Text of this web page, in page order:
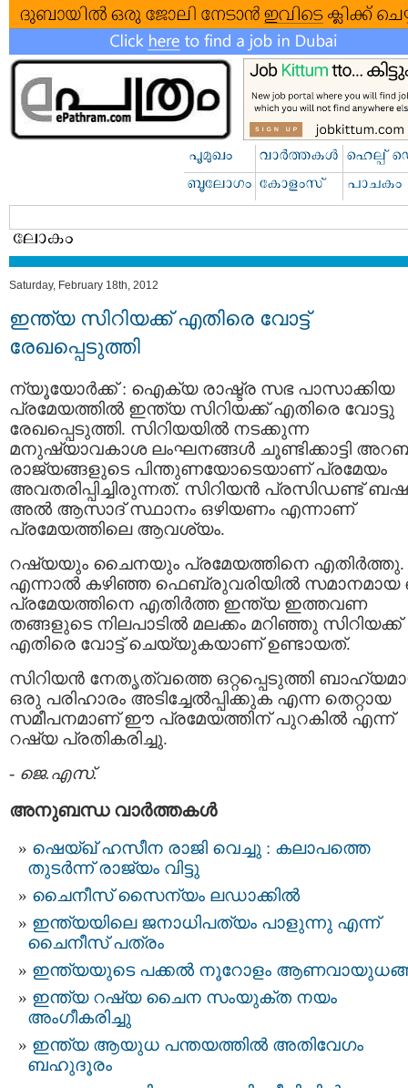
Saturday, February 18th, 2012
ഇന്ത്യ സിറിയക്ക്‌ എതിരെ വോട്ട്
രേഖപ്പെടുത്തി
ന്യൂയോര്‍ക്ക് : ഐക്യ രാഷ്ട്ര സഭ പാസാക്കിയ
പ്രമേയത്തില്‍ ഇന്ത്യ സിറിയക്ക്‌ എതിരെ വോട്ടു
രേഖപ്പെടുത്തി. സിറിയയില്‍ നടക്കുന്ന
മനുഷ്യാവകാശ ലംഘനങ്ങള്‍ ചൂണ്ടിക്കാട്ടി
രാജ്യങ്ങളുടെ പിന്തുണയോടെയാണ് പ്രമേയം
അവതരിപ്പിച്ചിരുന്നത്. സിറിയന്‍ പ്രസിഡണ്ട്
അല്‍ ആസാദ്‌ സ്ഥാനം ഒഴിയണം എന്നാണ്
പ്രമേയത്തിലെ ആവശ്യം.
റഷ്യയും ചൈനയും പ്രമേയത്തിനെ എതിര്‍ത്തു.
എന്നാല്‍ കഴിഞ്ഞ ഫെബ്രുവരിയില്‍ സമാനമായ
പ്രമേയത്തിനെ എതിര്‍ത്ത ഇന്ത്യ ഇത്തവണ
തങ്ങളുടെ നിലപാടില്‍ മലക്കം മറിഞ്ഞു സിറിയക്ക്‌
എതിരെ വോട്ട് ചെയ്യുകയാണ് ഉണ്ടായത്‌.
സിറിയന്‍ നേതൃത്വത്തെ ഒറ്റപ്പെടുത്തി
ഒരു പരിഹാരം അടിച്ചേല്‍പ്പിക്കുക എന്ന തെറ്റായ
സമീപനമാണ് ഈ പ്രമേയത്തിന് പുറകില്‍ എന്ന്
റഷ്യ പ്രതികരിച്ചു.
- ജെ.എസ്.
അനുബന്ധ വാര്‍ത്തകള്‍
ഷെയ്ഖ്‌ ഹസീന രാജി വെച്ചു : കലാപത്തെ
തുടർന്ന് രാജ്യം വിട്ടു
ചൈനീസ് സൈന്യം ലഡാക്കിൽ
ഇന്ത്യയിലെ ജനാധിപത്യം പാളുന്നു എന്ന്
ചൈനീസ് പത്രം
ഇന്ത്യയുടെ പക്കൽ നൂറോളം
ഇന്ത്യ റഷ്യ ചൈന സംയുക്ത നയം
അംഗീകരിച്ചു
ഇന്ത്യ ആയുധ പന്തയത്തില്‍ അതിവേഗം
ബഹുദൂരം